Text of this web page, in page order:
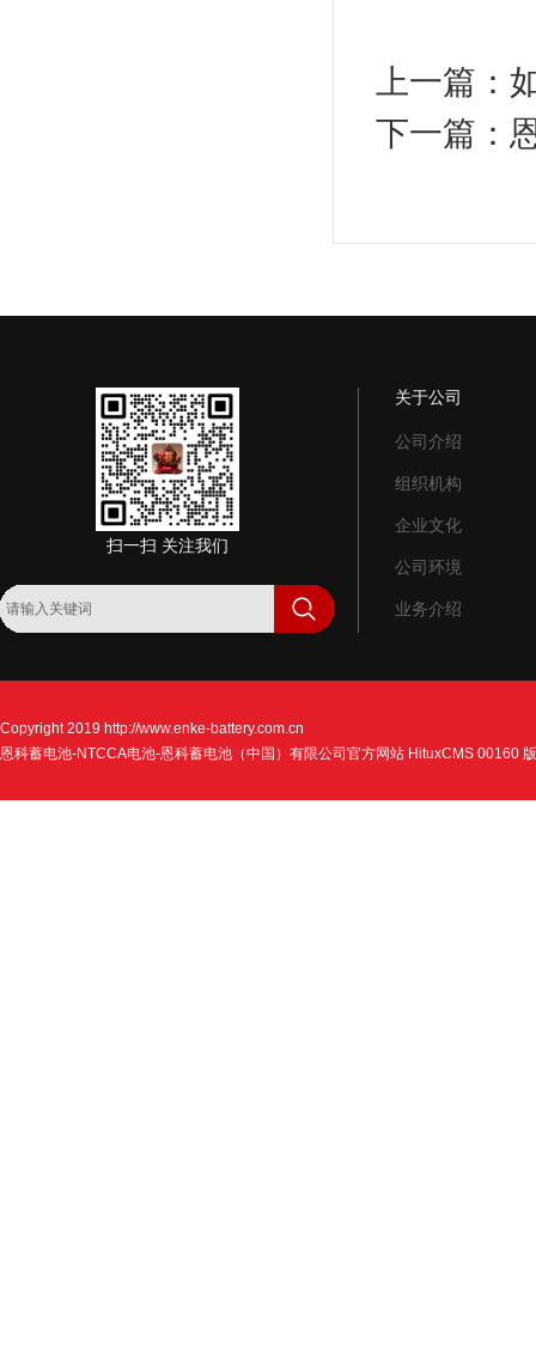
上一篇：
下一篇：
扫一扫 关注我们
关于公司
公司介绍
组织机构
企业文化
公司环境
业务介绍
Copyright 2019 http://www.enke-battery.com.cn
恩科蓄电池-NTCCA电池-恩科蓄电池（中国）有限公司官方网站 HituxCMS 00160